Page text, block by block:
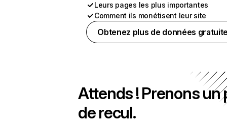
Leurs pages les plus importantes
Comment ils monétisent leur site
Obtenez plus de données
Attends ! Prenons un
de recul.